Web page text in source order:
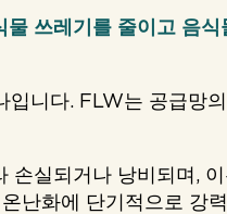
쓰레기를 줄이고 음
니다. FLW는 공급망
실되거나 낭비되며, 이
난화에 단기적으로 강